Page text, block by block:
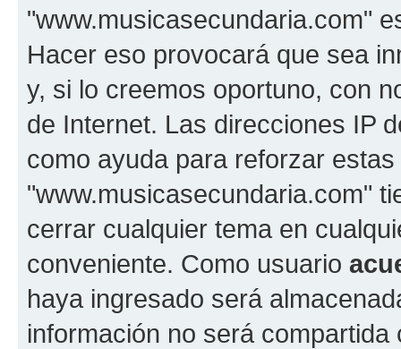
"www.musicasecundaria.com"
Hacer eso provocará que sea
y, si lo creemos oportuno, con
de Internet. Las direcciones IP
como ayuda para reforzar
"www.musicasecundaria.com"
cerrar cualquier tema en
conveniente. Como usuario
haya ingresado será
información no será